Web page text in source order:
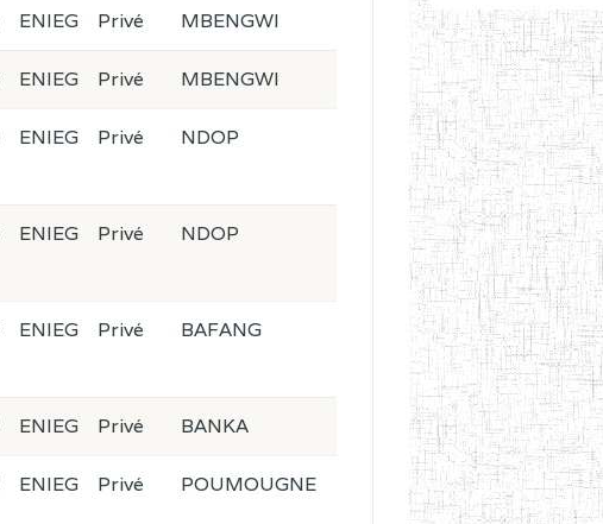
ENIEG Privé MBENGWI
ENIEG Privé MBENGWI
ENIEG Privé NDOP
ENIEG Privé NDOP
ENIEG Privé BAFANG
ENIEG Privé BANKA
ENIEG Privé POUMOUGNE